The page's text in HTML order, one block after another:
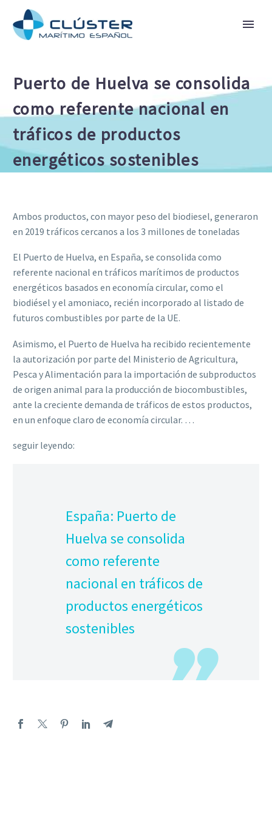
Puerto de Huelva se consolida
como referente nacional en
tráficos de productos
energéticos sostenibles
Ambos productos, con mayor peso del biodiesel, generaron
en 2019 tráficos cercanos a los 3 millones de toneladas
El Puerto de Huelva, en España, se consolida como
referente nacional en tráficos marítimos de productos
energéticos basados en economía circular, como el
biodiésel y el amoniaco, recién incorporado al listado de
futuros combustibles por parte de la UE.
Asimismo, el Puerto de Huelva ha recibido recientemente
la autorización por parte del Ministerio de Agricultura,
Pesca y Alimentación para la importación de subproductos
de origen animal para la producción de biocombustibles,
ante la creciente demanda de tráficos de estos productos,
en un enfoque claro de economía circular. …
seguir leyendo:
España: Puerto de
Huelva se consolida
como referente
nacional en tráficos de
productos energéticos
sostenibles